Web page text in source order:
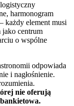
harmonogram
każdy element musi
jako centrum
o wspólne
odpowiada
i nagłośnienie.
nie oferują